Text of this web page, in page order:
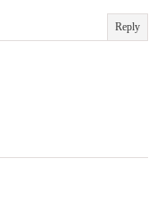
Reply